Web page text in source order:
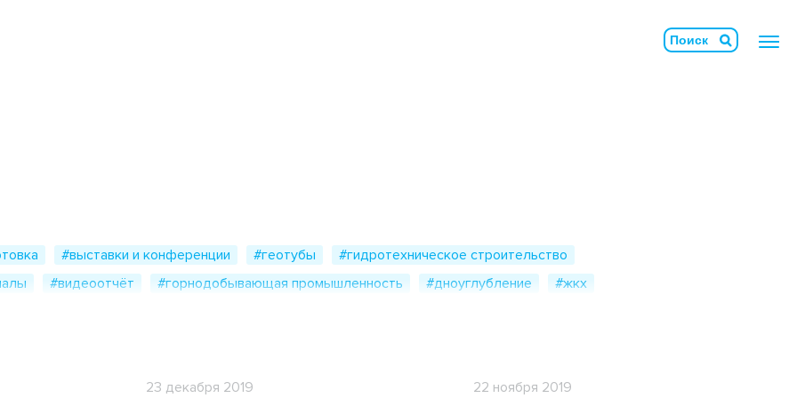
Геомат 3D
Геомембрана
#выставки и конференции #геотубы
#гидротехническое строительство
#видеоотчёт #горнодобывающая промышленность #дноуглубление
#жкх
23 декабря 2019 22 ноября 2019